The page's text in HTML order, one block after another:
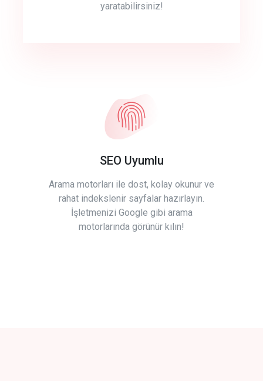
yaratabilirsiniz!
SEO Uyumlu
Arama motorları ile dost, kolay okunur ve
rahat indekslenir sayfalar hazırlayın.
İşletmenizi Google gibi arama
motorlarında görünür kılın!